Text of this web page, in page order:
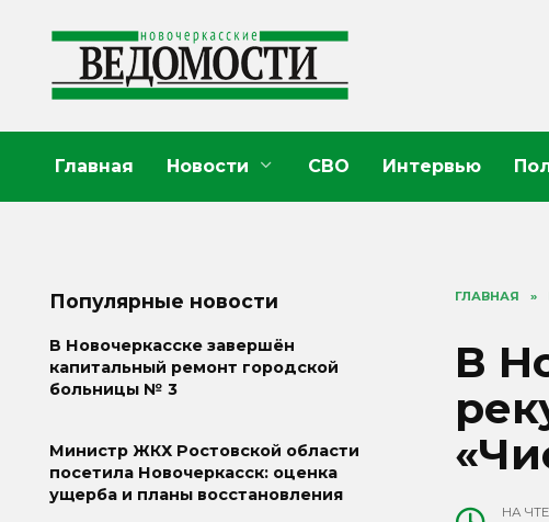
содержанию
Главная Новости СВО Интервью
ГЛАВНАЯ »
В
НА
Популярные новости
В Новочеркасске завершён
капитальный ремонт городской
больницы № 3
Министр ЖКХ Ростовской области
посетила Новочеркасск: оценка
ущерба и планы восстановления